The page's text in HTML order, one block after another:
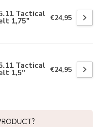
Tactical
1,75" €24,95
Tactical
1,5" €24,95